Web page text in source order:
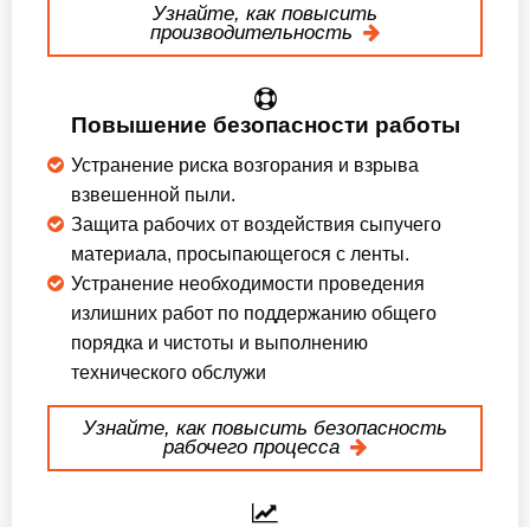
Узнайте, как повысить
производительность
Повышение безопасности работы
Устранение риска возгорания и взрыва
взвешенной пыли.
Защита рабочих от воздействия сыпучего
материала, просыпающегося с ленты.
Устранение необходимости проведения
излишних работ по поддержанию общего
порядка и чистоты и выполнению
технического обслужи
Узнайте, как повысить безопасность
рабочего процесса